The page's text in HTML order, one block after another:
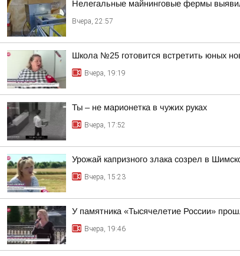
Нелегальные майнинговые фермы
Вчера, 22:57
Школа №25 готовится встретить юных
Вчера, 19:19
Ты – не марионетка в чужих руках
Вчера, 17:52
Урожай капризного злака созрел в
Вчера, 15:23
У памятника «Тысячелетие России»
Вчера, 19:46